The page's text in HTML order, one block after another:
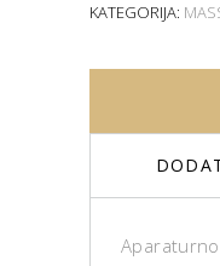
KATEGORIJA: